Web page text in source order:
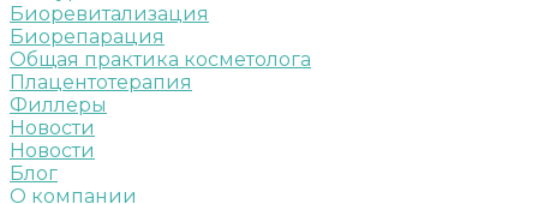
Биоревитализация
Биорепарация
Общая практика косметолога
Плацентотерапия
Филлеры
Новости
Новости
Блог
О компании